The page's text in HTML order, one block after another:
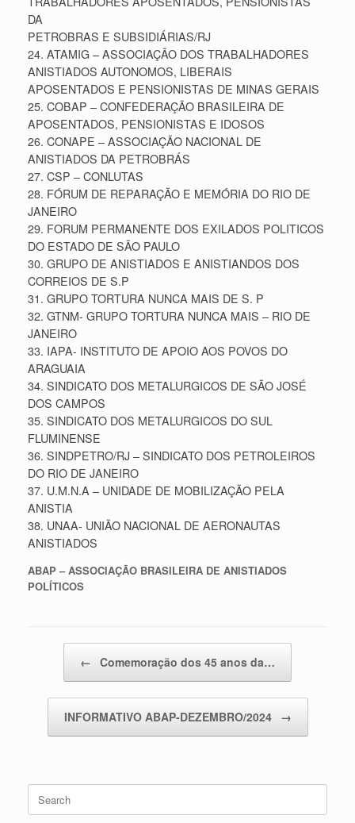
DA
PETROBRAS E SUBSIDIÁRIAS/RJ
24. ATAMIG – ASSOCIAÇÃO DOS TRABALHADORES
ANISTIADOS AUTONOMOS, LIBERAIS
APOSENTADOS E PENSIONISTAS DE MINAS GERAIS
25. COBAP – CONFEDERAÇÃO BRASILEIRA DE
APOSENTADOS, PENSIONISTAS E IDOSOS
26. CONAPE – ASSOCIAÇÃO NACIONAL DE
ANISTIADOS DA PETROBRÁS
27. CSP – CONLUTAS
28. FÓRUM DE REPARAÇÃO E MEMÓRIA DO RIO DE
JANEIRO
29. FORUM PERMANENTE DOS EXILADOS POLITICOS
DO ESTADO DE SÃO PAULO
30. GRUPO DE ANISTIADOS E ANISTIANDOS DOS
CORREIOS DE S.P
31. GRUPO TORTURA NUNCA MAIS DE S. P
32. GTNM- GRUPO TORTURA NUNCA MAIS – RIO DE
JANEIRO
33. IAPA- INSTITUTO DE APOIO AOS POVOS DO
ARAGUAIA
34. SINDICATO DOS METALURGICOS DE SÃO JOSÉ
DOS CAMPOS
35. SINDICATO DOS METALURGICOS DO SUL
FLUMINENSE
36. SINDPETRO/RJ – SINDICATO DOS PETROLEIROS
DO RIO DE JANEIRO
37. U.M.N.A – UNIDADE DE MOBILIZAÇÃO PELA
ANISTIA
38. UNAA- UNIÃO NACIONAL DE AERONAUTAS
ANISTIADOS
ABAP – ASSOCIAÇÃO BRASILEIRA DE ANISTIADOS
POLÍTICOS
← Comemoração dos 45 anos da…
INFORMATIVO ABAP-DEZEMBRO/2024 →
Search
for: